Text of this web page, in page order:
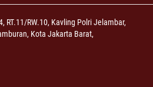
RT.11/RW.10, Kavling Polri Jelambar,
Kota Jakarta Barat,